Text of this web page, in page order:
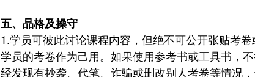
五、品格及操守
1.学员可彼此讨论课程内容，但绝不可公开张贴考
学员的考卷作为己用。如果使用参考书或工具书，
经发现有抄袭、代笔、诈骗或删改别人考卷等情况